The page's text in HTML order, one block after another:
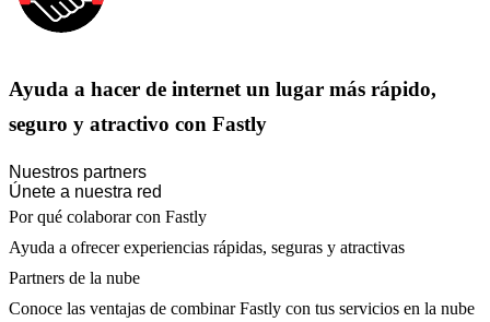
Ayuda a hacer de internet un lugar más rápido,
seguro y atractivo con Fastly
Nuestros partners
Únete a nuestra red
Por qué colaborar con Fastly
Ayuda a ofrecer experiencias rápidas, seguras y atractivas
Partners de la nube
Conoce las ventajas de combinar Fastly con tus servicios en la nube